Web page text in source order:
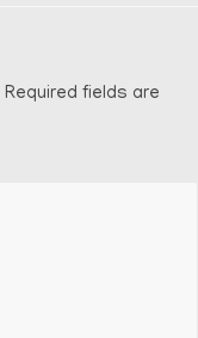
Required fields are